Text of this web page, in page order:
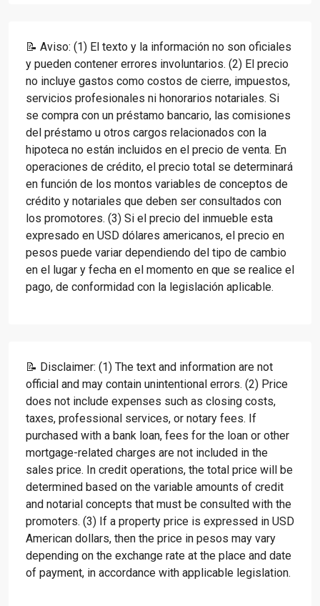
📝 Aviso: (1) El texto y la información no son oficiales
y pueden contener errores involuntarios. (2) El precio
no incluye gastos como costos de cierre, impuestos,
servicios profesionales ni honorarios notariales. Si
se compra con un préstamo bancario, las comisiones
del préstamo u otros cargos relacionados con la
hipoteca no están incluidos en el precio de venta. En
operaciones de crédito, el precio total se determinará
en función de los montos variables de conceptos de
crédito y notariales que deben ser consultados con
los promotores. (3) Si el precio del inmueble esta
expresado en USD dólares americanos, el precio en
pesos puede variar dependiendo del tipo de cambio
en el lugar y fecha en el momento en que se realice el
pago, de conformidad con la legislación aplicable.
📝 Disclaimer: (1) The text and information are not
official and may contain unintentional errors. (2) Price
does not include expenses such as closing costs,
taxes, professional services, or notary fees. If
purchased with a bank loan, fees for the loan or other
mortgage-related charges are not included in the
sales price. In credit operations, the total price will be
determined based on the variable amounts of credit
and notarial concepts that must be consulted with the
promoters. (3) If a property price is expressed in USD
American dollars, then the price in pesos may vary
depending on the exchange rate at the place and date
of payment, in accordance with applicable legislation.